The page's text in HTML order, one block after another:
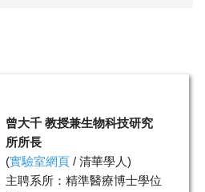
曾大千 教授兼生物科技研究
所所長
(實驗室網頁 / 清華學人)
主聘系所：精準醫療博士學位